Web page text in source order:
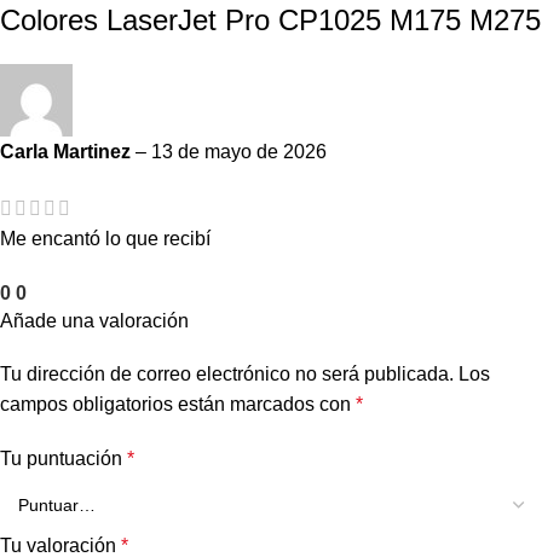
Colores LaserJet Pro CP1025 M175 M275
Carla Martinez – 13 de mayo de 2026
Me encantó lo que recibí
0 0
Añade una valoración
Tu dirección de correo electrónico no será publicada. Los
campos obligatorios están marcados con *
Tu puntuación *
Tu valoración *